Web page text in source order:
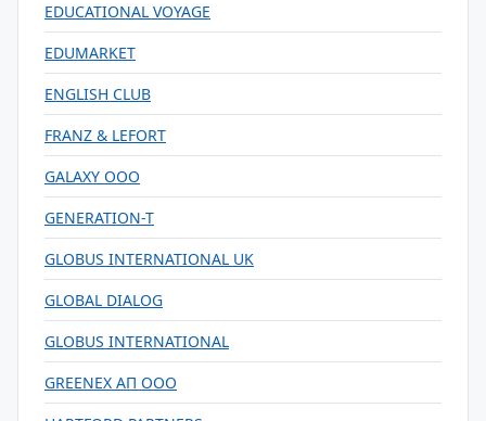
EDUCATIONAL VOYAGE
EDUMARKET
ENGLISH CLUB
FRANZ & LEFORT
GALAXY ООО
GENERATION-T
GLOBUS INTERNATIONAL UK
GLOBAL DIALOG
GLOBUS INTERNATIONAL
GREENEX АП ООО